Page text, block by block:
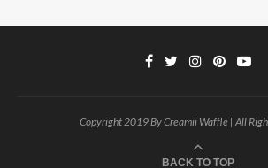
Copyright 2019 By Creamii Waffle | All
BACK TO TOP